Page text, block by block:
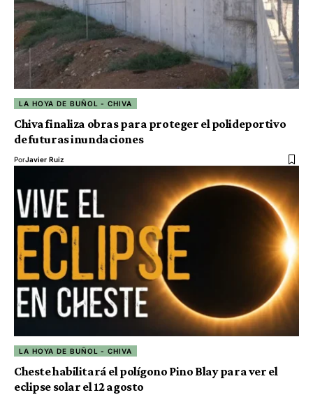
LA HOYA DE BUÑOL - CHIVA
Chiva finaliza obras para proteger el polideportivo
de futuras inundaciones
PorJavier Ruiz
LA HOYA DE BUÑOL - CHIVA
Cheste habilitará el polígono Pino Blay para ver el
eclipse solar el 12 agosto